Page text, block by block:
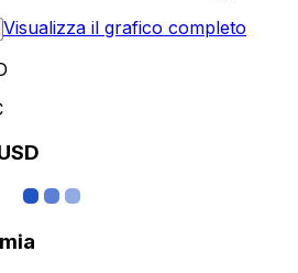
Visualizza il grafico completo